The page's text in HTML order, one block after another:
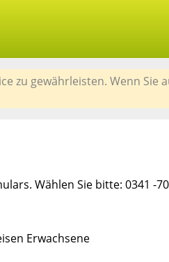
zu gewährleisten. Wenn
Wählen Sie bitte: 0341 -
Erwachsene